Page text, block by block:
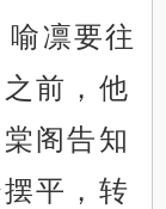
凛要往
前，他
阁告知
平，转